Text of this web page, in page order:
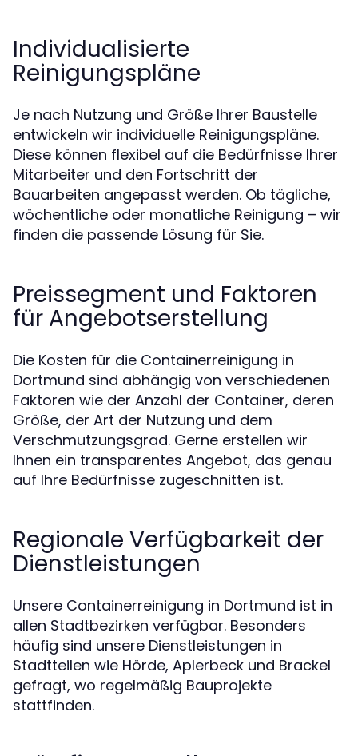
Individualisierte
Reinigungspläne
Je nach Nutzung und Größe Ihrer Baustelle
entwickeln wir individuelle Reinigungspläne.
Diese können flexibel auf die Bedürfnisse Ihrer
Mitarbeiter und den Fortschritt der
Bauarbeiten angepasst werden. Ob tägliche,
wöchentliche oder monatliche Reinigung – wir
finden die passende Lösung für Sie.
Preissegment und Faktoren
für Angebotserstellung
Die Kosten für die Containerreinigung in
Dortmund sind abhängig von verschiedenen
Faktoren wie der Anzahl der Container, deren
Größe, der Art der Nutzung und dem
Verschmutzungsgrad. Gerne erstellen wir
Ihnen ein transparentes Angebot, das genau
auf Ihre Bedürfnisse zugeschnitten ist.
Regionale Verfügbarkeit der
Dienstleistungen
Unsere Containerreinigung in Dortmund ist in
allen Stadtbezirken verfügbar. Besonders
häufig sind unsere Dienstleistungen in
Stadtteilen wie Hörde, Aplerbeck und Brackel
gefragt, wo regelmäßig Bauprojekte
stattfinden.